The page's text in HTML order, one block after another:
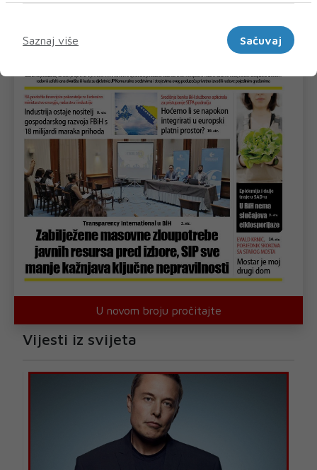
U novom broju pročitajte
Vijesti iz svijeta
Saznaj više
Sačuvaj